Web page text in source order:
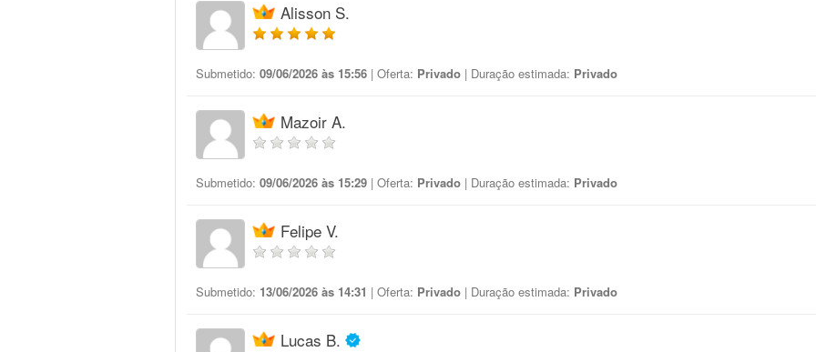
Alisson S.
Submetido: 09/06/2026 às 15:56 | Oferta: Privado | Duração estimada: Privado
Mazoir A.
Submetido: 09/06/2026 às 15:29 | Oferta: Privado | Duração estimada: Privado
Felipe V.
Submetido: 13/06/2026 às 14:31 | Oferta: Privado | Duração estimada: Privado
Lucas B.